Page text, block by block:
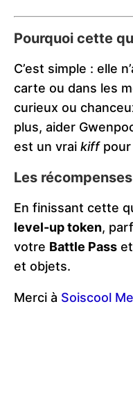
Pourquoi cette
C’est simple : elle
carte ou dans les
curieux ou
plus, aider
est un vrai kiffpour
Les
En finissant cette
level-up token,
votre Battle Pass
et objets.
Merci à Soiscool